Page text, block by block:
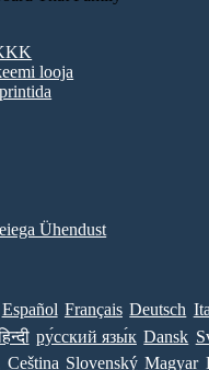
looja
Ühendust
Español Français Deutsch
ру́сский язы́к Dansk
Ceština Slovenský Magyar